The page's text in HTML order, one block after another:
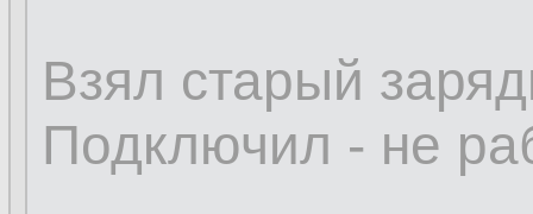
Взял старый
Подключил - не